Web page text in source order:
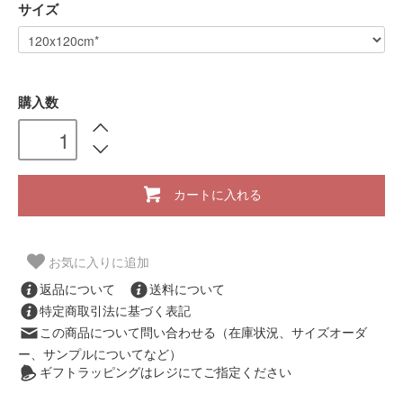
サイズ
購入数
カートに入れる
お気に入りに追加
返品について
送料について
特定商取引法に基づく表記
この商品について問い合わせる（在庫状況、サイズオーダ
ー、サンプルについてなど）
ギフトラッピングはレジにてご指定ください